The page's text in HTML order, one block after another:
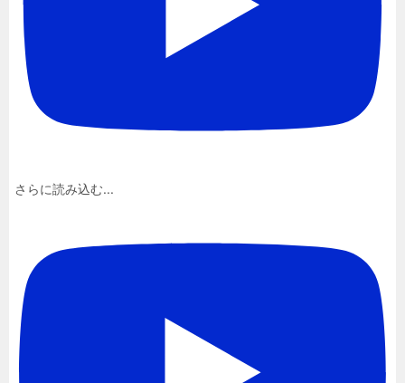
さらに読み込む...